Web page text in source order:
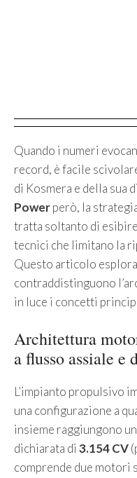
Quando i numeri
record, è facile
di Kosmera e della sua
Powerperò, la
tratta soltanto di
tecnici che limitano la
Questo articolo
contraddistinguono
in luce i concetti
Architettura
a flusso assiale e
L’impianto propulsivo
una configurazione a
insieme raggiungono
dichiarata di 3.154 CV
comprende due motori